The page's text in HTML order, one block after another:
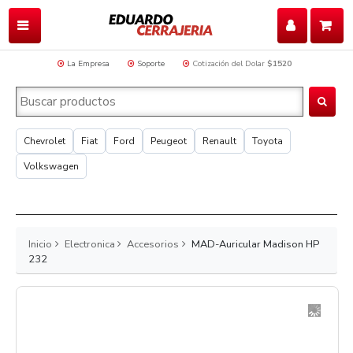
La Empresa Soporte Cotización del Dolar $1520
Chevrolet Fiat Ford Peugeot Renault
Toyota
Volkswagen
Inicio Electronica Accesorios
MAD-Auricular Madison HP
232